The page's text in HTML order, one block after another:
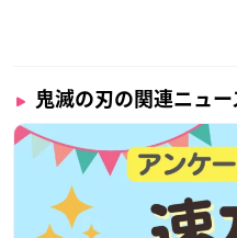
鬼滅の刃の関連ニュー